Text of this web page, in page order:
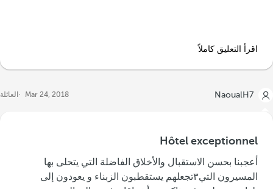
اقرأ التعليق كاملاً
NaoualH7
Mar 24, 2018 العائلة
Hôtel exceptionnel
‪أعجبنا بحسن الاستقبال والأخلاق الفاضلة التي يتحلى بها
المسيرون التي٣تجعلهم يستقطبون الزبناء و يعودون إلى